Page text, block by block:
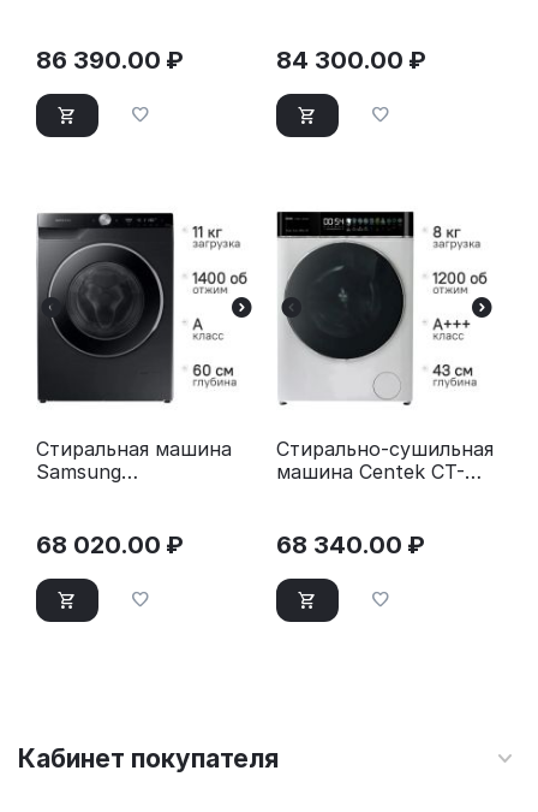
86 390.00 ₽ 84 300.00 ₽
Стиральная машина
Samsung
68 020.00 ₽
Стирально-сушильная
машина Centek CT-
68 340.00 ₽
Кабинет покупателя